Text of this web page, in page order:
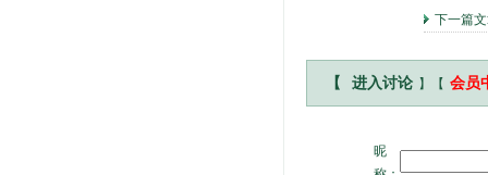
下一篇
【 进入讨论 】【 会员
昵